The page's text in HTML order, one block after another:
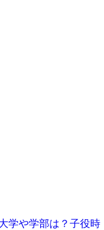
学や学部は？子役時